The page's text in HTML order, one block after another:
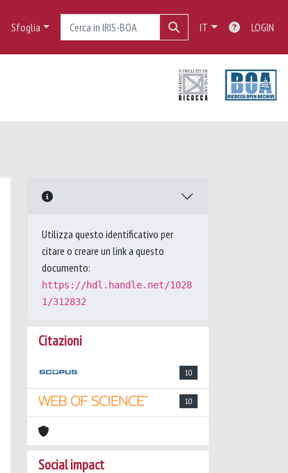
Sfoglia IT LOGIN
Utilizza questo identificativo per
citare o creare un link a questo
documento:
https://hdl.handle.net/1028
1/312832
Citazioni
10
10
Social impact